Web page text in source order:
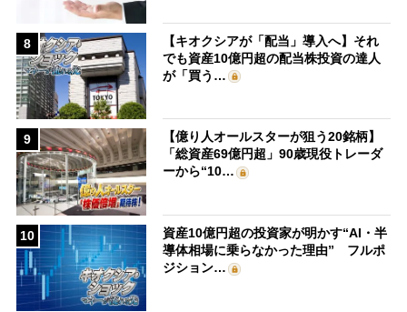
8
【キオクシアが「配当」導入へ】それ
でも資産10億円超の配当株投資の達人
が「買う…
9
【億り人オールスターが狙う20銘柄】
「総資産69億円超」90歳現役トレーダ
ーから“10…
10
資産10億円超の投資家が明かす“AI・半
導体相場に乗らなかった理由” フルポ
ジション…